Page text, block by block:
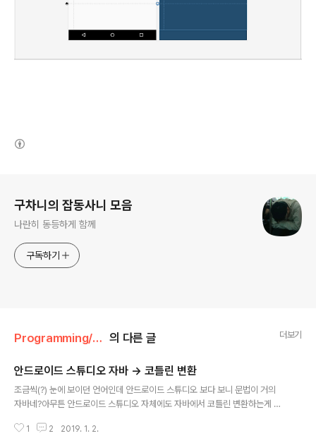
구차니의 잡동사니 모음
나란히 동등하게 함께
구독하기
Programming/android 의 다른 글 더보기
안드로이드 스튜디오 자바 -> 코틀린 변환
조금씩(?) 눈에 보이던 언어인데 안드로이드 스튜디오 보다 보니 문법이 거의
자바네?아무튼 안드로이드 스튜디오 자체에도 자바에서 코틀린 변환하는게 있
https://gunhoflash.tistory.com/3]
1 2 2019. 1. 2.